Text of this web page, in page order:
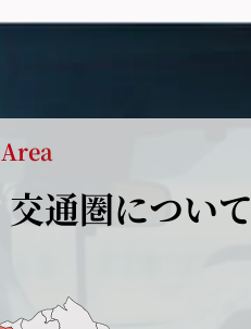
Area
交通圏について